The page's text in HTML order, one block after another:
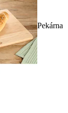
Pekárna